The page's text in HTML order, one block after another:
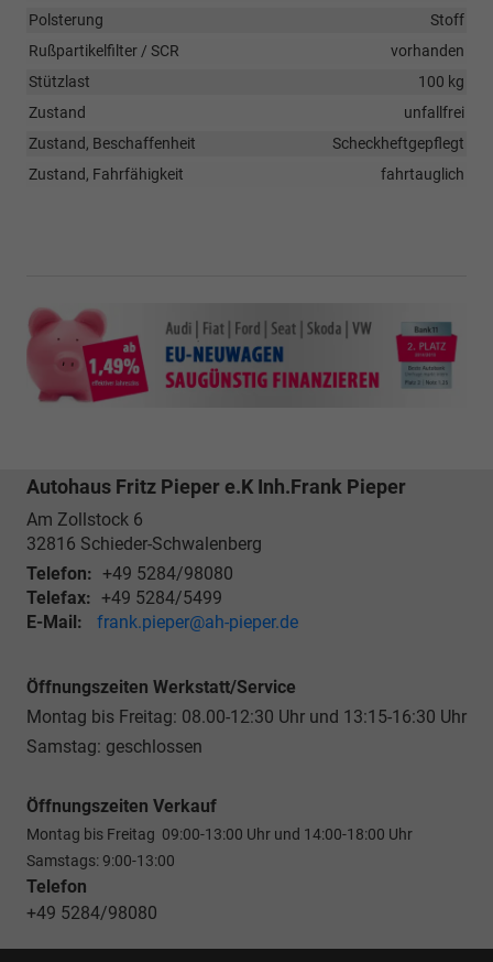
Polsterung
Stoff
Rußpartikelfilter / SCR
vorhanden
Stützlast
100 kg
Zustand
unfallfrei
Zustand, Beschaffenheit
Scheckheftgepflegt
Zustand, Fahrfähigkeit
fahrtauglich
Autohaus Fritz Pieper e.K Inh.Frank Pieper
Am Zollstock 6
32816 Schieder-Schwalenberg
Telefon: +49 5284/98080
Telefax: +49 5284/5499
E-Mail:
frank.pieper@ah-pieper.de
Öffnungszeiten Werkstatt/Service
Montag bis Freitag: 08.00-12:30 Uhr und 13:15-16:30 Uhr
Samstag: geschlossen
Öffnungszeiten Verkauf
Montag bis Freitag 09:00-13:00 Uhr und 14:00-18:00 Uhr
Samstags: 9:00-13:00
Telefon
+49 5284/98080